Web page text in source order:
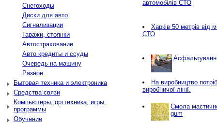
Снегоходы
Диски для авто
Сигнализации
Гаражи, стоянки
Автострахование
Авто кредиты и ссуды
Очередь на машину
Разное
Бытовая техника и электроника
Средства связи
Компьютеры, оргтехника, игры,
программы
Обучение
автомобілів СТО
Харків 50 метрів від
СТО
Нa виробництво
виробничої лінії.
Смола
gum